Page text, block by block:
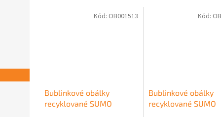
Bublinkové obálky
recyklované SUMO
Kód: OB001513
Bublinkové obálky
recyklované SUMO
Kód: